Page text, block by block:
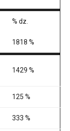
% dz.
1818 %
1429 %
125 %
333 %